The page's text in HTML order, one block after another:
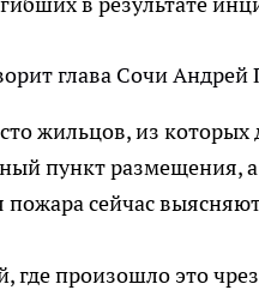
глава Сочи
жильцов, из
пункт размещения,
сейчас
где произошло это